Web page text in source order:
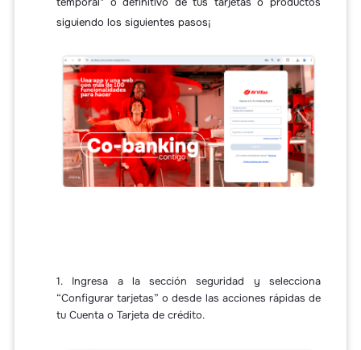
siguiendo los siguientes pasos¡
1. Ingresa a la sección seguridad y selecciona
“Configurar tarjetas” o desde las acciones rápidas de
tu Cuenta o Tarjeta de crédito.